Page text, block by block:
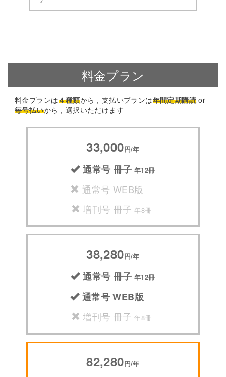
料金プラン
料金プランは４種類から，支払いプランは年間定期購読 or
毎号払いから，選択いただけます
33,000円/年
通常号 冊子 年12冊
通常号 WEB版
増刊号 冊子 年8冊
38,280円/年
通常号 冊子 年12冊
通常号 WEB版
増刊号 冊子 年8冊
82,280円/年